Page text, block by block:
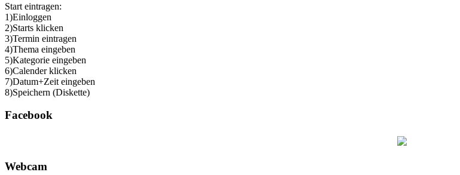
Start eintragen:
1)Einloggen
2)Starts klicken
3)Termin eintragen
4)Thema eingeben
5)Kategorie eingeben
6)Calender klicken
7)Datum+Zeit eingeben
8)Speichern (Diskette)
Facebook
Webcam